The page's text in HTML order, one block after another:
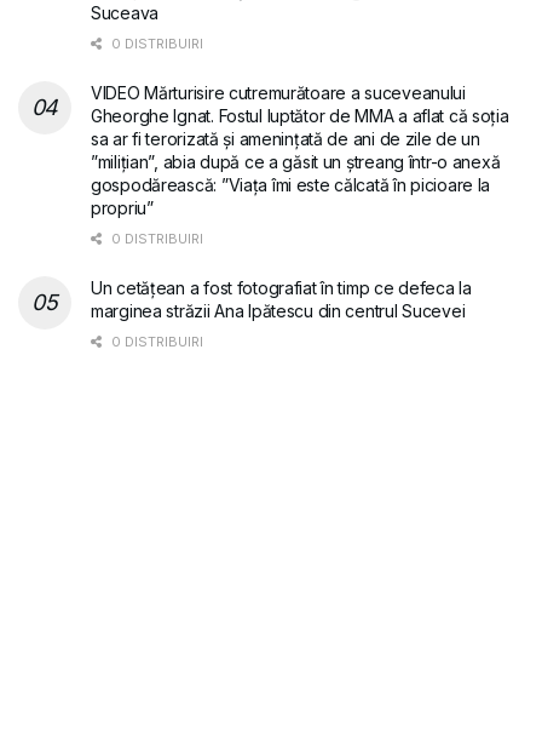
Suceava
0 DISTRIBUIRI
VIDEO Mărturisire cutremurătoare a suceveanului
Gheorghe Ignat. Fostul luptător de MMA a aflat că soția
sa ar fi terorizată și amenințată de ani de zile de un
”milițian”, abia după ce a găsit un ștreang într-o anexă
gospodărească: ”Viața îmi este călcată în picioare la
propriu”
0 DISTRIBUIRI
Un cetățean a fost fotografiat în timp ce defeca la
marginea străzii Ana Ipătescu din centrul Sucevei
0 DISTRIBUIRI